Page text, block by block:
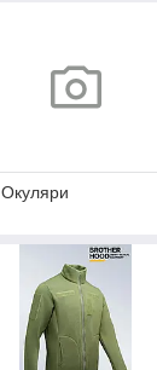
Окуляри